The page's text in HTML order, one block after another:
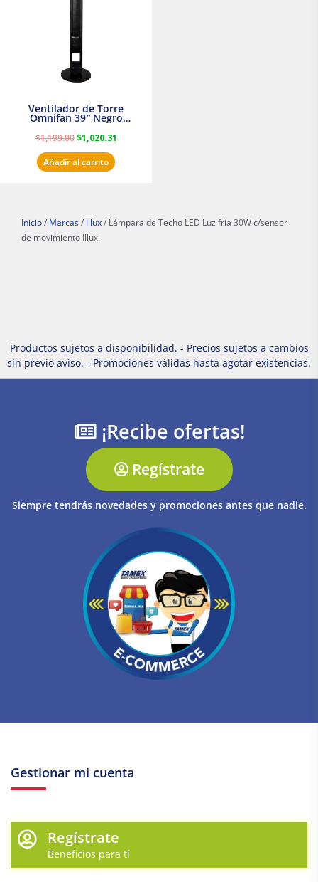
Ventilador de Torre
Omnifan 39″ Negro
$1,199.00 $1,020.31
Añadir al carrito
Inicio / Marcas / Illux / Lámpara de Techo LED Luz fría 30W c/sensor
de movimiento Illux
Productos sujetos a disponibilidad. - Precios sujetos a cambios
sin previo aviso. - Promociones válidas hasta agotar existencias.
¡Recibe ofertas!
Regístrate
Siempre tendrás novedades y promociones antes que nadie.
Gestionar mi cuenta
Regístrate
Beneficios para tí